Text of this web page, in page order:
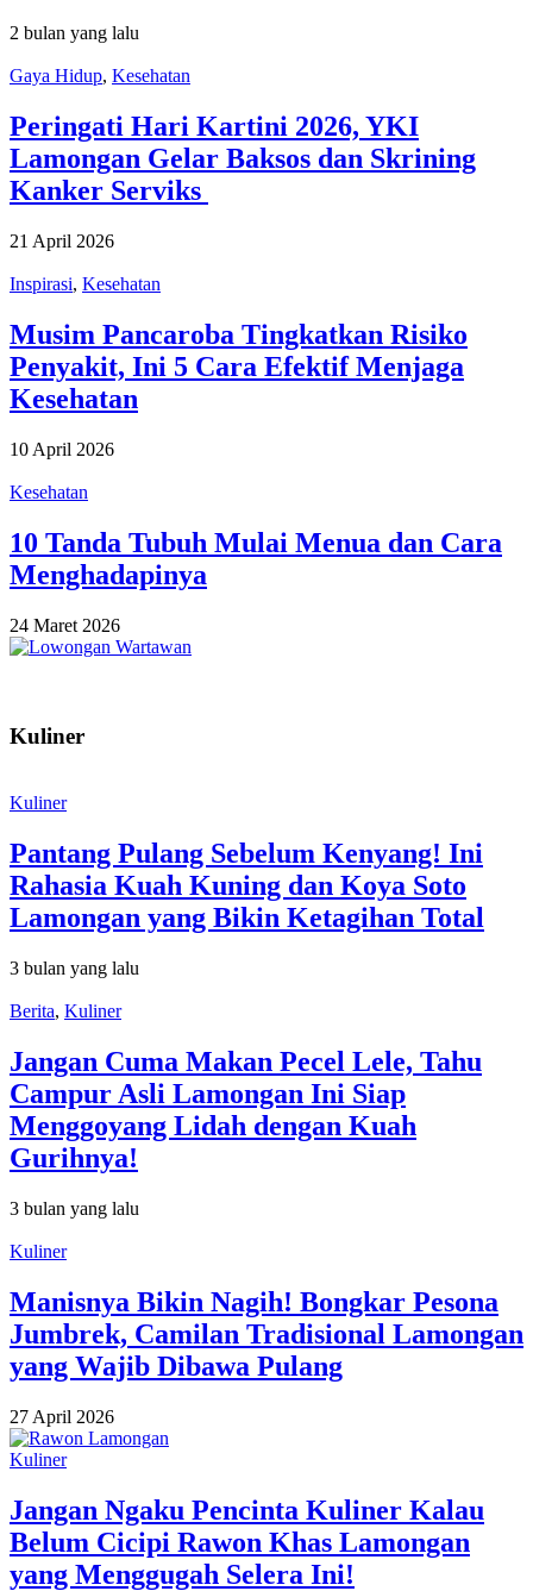
2 bulan yang lalu
Gaya Hidup, Kesehatan
Peringati Hari Kartini 2026, YKI
Lamongan Gelar Baksos dan Skrining
Kanker Serviks
21 April 2026
Inspirasi, Kesehatan
Musim Pancaroba Tingkatkan Risiko
Penyakit, Ini 5 Cara Efektif Menjaga
Kesehatan
10 April 2026
Kesehatan
10 Tanda Tubuh Mulai Menua dan Cara
Menghadapinya
24 Maret 2026
Kuliner
Kuliner
Pantang Pulang Sebelum Kenyang! Ini
Rahasia Kuah Kuning dan Koya Soto
Lamongan yang Bikin Ketagihan Total
3 bulan yang lalu
Berita, Kuliner
Jangan Cuma Makan Pecel Lele, Tahu
Campur Asli Lamongan Ini Siap
Menggoyang Lidah dengan Kuah
Gurihnya!
3 bulan yang lalu
Kuliner
Manisnya Bikin Nagih! Bongkar Pesona
Jumbrek, Camilan Tradisional Lamongan
yang Wajib Dibawa Pulang
27 April 2026
Kuliner
Jangan Ngaku Pencinta Kuliner Kalau
Belum Cicipi Rawon Khas Lamongan
yang Menggugah Selera Ini!